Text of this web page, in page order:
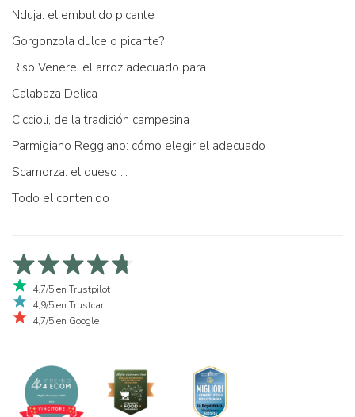
Nduja: el embutido picante
Gorgonzola dulce o picante?
Riso Venere: el arroz adecuado para...
Calabaza Delica
Ciccioli, de la tradición campesina
Parmigiano Reggiano: cómo elegir el adecuado
Scamorza: el queso ...
Todo el contenido
4,7/5 en Trustpilot
4,9/5 en Trustcart
4,7/5 en Google